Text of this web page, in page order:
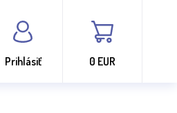
Prihlásiť 0 EUR